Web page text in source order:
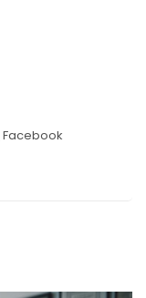
Facebook